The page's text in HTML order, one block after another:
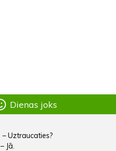
Dienas joks
– Uztraucaties?
– Jā.